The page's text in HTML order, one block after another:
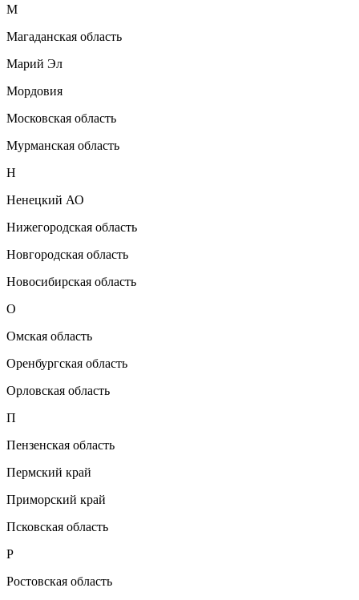
М
Магаданская область
Марий Эл
Мордовия
Московская область
Мурманская область
Н
Ненецкий АО
Нижегородская область
Новгородская область
Новосибирская область
О
Омская область
Оренбургская область
Орловская область
П
Пензенская область
Пермский край
Приморский край
Псковская область
Р
Ростовская область